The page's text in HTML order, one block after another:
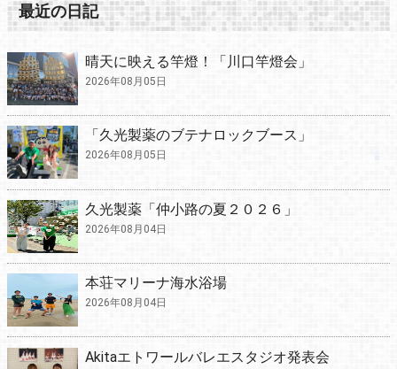
最近の日記
晴天に映える竿燈！「川口竿燈会」
2026年08月05日
「久光製薬のブテナロックブース」
2026年08月05日
久光製薬「仲小路の夏２０２６」
2026年08月04日
本荘マリーナ海水浴場
2026年08月04日
Akitaエトワールバレエスタジオ発表会